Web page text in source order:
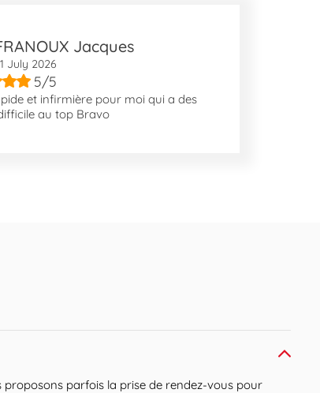
Jacques
July 2026
5/5
et infirmière pour moi qui a des
au top Bravo
parfois la prise de rendez-vous pour